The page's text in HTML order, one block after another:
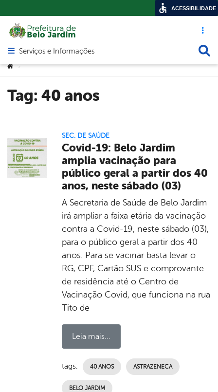
Acesso
Abrir menu principal de navegação
Serviços e Informações
Você está aqui:
>
Tag: 40 anos
SEC. DE SAÚDE
Covid-19: Belo Jardim
amplia vacinação para
público geral a partir dos 40
anos, neste sábado (03)
A Secretaria de Saúde de Belo Jardim
irá ampliar a faixa etária da vacinação
contra a Covid-19, neste sábado (03),
para o público geral a partir dos 40
anos. Para se vacinar basta levar o
RG, CPF, Cartão SUS e comprovante
de residência até o Centro de
Vacinação Covid, que funciona na rua
Tito de
Leia mais...
tags: 40 ANOS ASTRAZENECA
BELO JARDIM
ACESSIBILIDADE